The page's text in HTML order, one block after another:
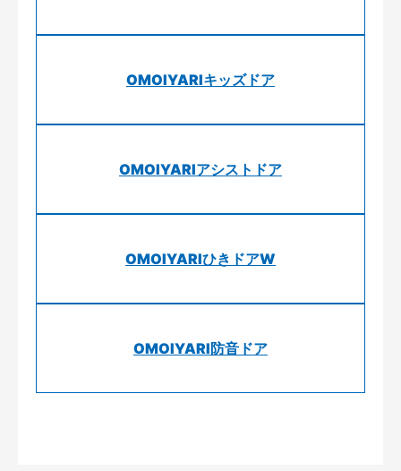
OMOIYARIキッズドア
OMOIYARIアシストドア
OMOIYARIひきドアW
OMOIYARI防音ドア